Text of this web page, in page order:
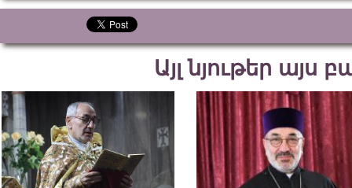
Այլ նյութեր այս